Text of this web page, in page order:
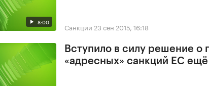
8:00 Санкции 23 сен 2015, 16:18
Вступило в силу решение о
«адресных» санкций ЕС